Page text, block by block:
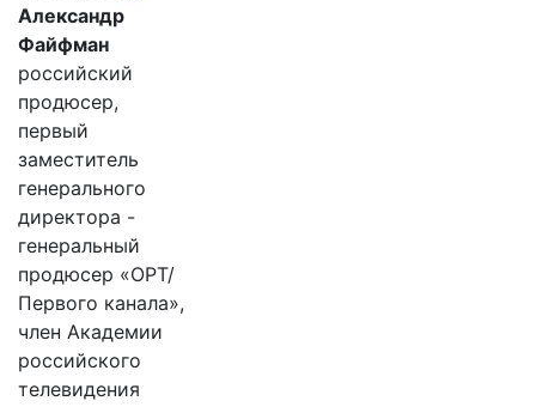
Александр
Файфман
российский
продюсер,
первый
заместитель
генерального
директора -
генеральный
продюсер «ОРТ/
Первого канала»,
член Академии
российского
телевидения